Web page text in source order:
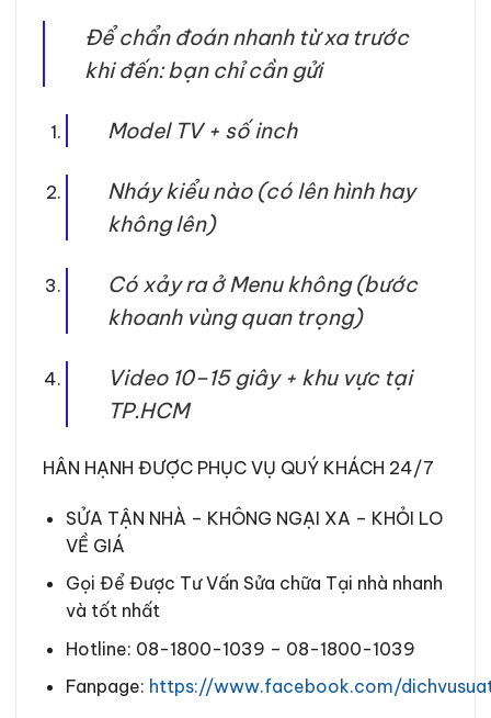
Để chẩn đoán nhanh từ xa trước
khi đến: bạn chỉ cần gửi
Model TV + số inch
Nháy kiểu nào (có lên hình hay
không lên)
Có xảy ra ở Menu không (bước
khoanh vùng quan trọng)
Video 10–15 giây + khu vực tại
TP.HCM
HÂN HẠNH ĐƯỢC PHỤC VỤ QUÝ KHÁCH 24/7
SỬA TẬN NHÀ – KHÔNG NGẠI XA – KHỎI LO
VỀ GIÁ
Gọi Để Được Tư Vấn Sửa chữa Tại nhà nhanh
và tốt nhất
Hotline: 08-1800-1039 – 08-1800-1039
Fanpage: https://www.facebook.com/